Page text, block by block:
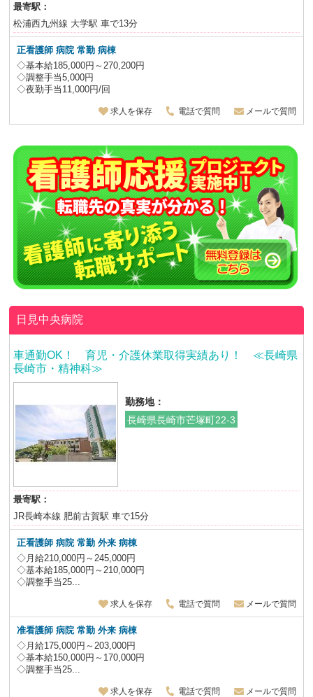
最寄駅：
松浦西九州線 大学駅 車で13分
正看護師 病院常勤 病棟
◇基本給185,000円～270,200円
◇調整手当5,000円
◇夜勤手当11,000円/回
求人を保存 電話で質問 メールで質問
日見中央病院
車通勤OK！ 育児・介護休業取得実績あり！ ≪長崎県
長崎市・精神科≫
勤務地：
長崎県長崎市芒塚町22-3
最寄駅：
JR長崎本線 肥前古賀駅 車で15分
正看護師 病院 常勤 外来 病棟
◇月給210,000円～245,000円
◇基本給185,000円～210,000円
◇調整手当25...
求人を保存 電話で質問 メールで質問
准看護師 病院 常勤 外来 病棟
◇月給175,000円～203,000円
◇基本給150,000円～170,000円
◇調整手当25...
求人を保存 電話で質問 メールで質問